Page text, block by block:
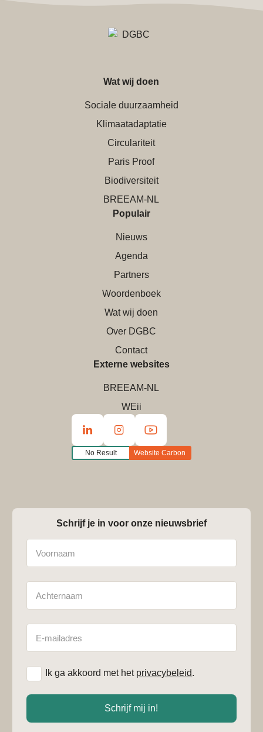
Wat wij doen
Sociale duurzaamheid
Klimaatadaptatie
Circulariteit
Paris Proof
Biodiversiteit
BREEAM-NL
Populair
Nieuws
Agenda
Partners
Woordenboek
Wat wij doen
Over DGBC
Contact
Externe websites
BREEAM-NL
WEii
No Result Website Carbon
Schrijf je in voor onze nieuwsbrief
mailadres
Ik ga akkoord met het privacybeleid.
Schrijf mij in!